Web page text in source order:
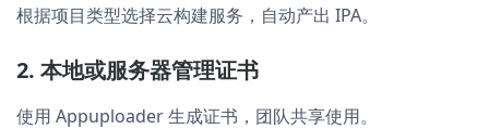
根据项目类型选择云构建服务，自动产出 IPA。
2. 本地或服务器管理证书
使用 Appuploader 生成证书，团队共享使用。